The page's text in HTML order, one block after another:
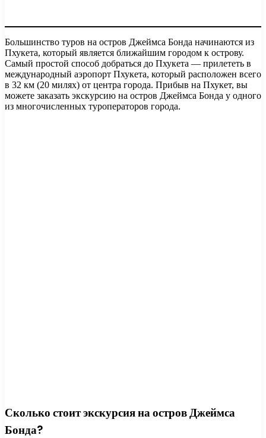
Большинство туров на остров Джеймса Бонда начинаются из
Пхукета, который является ближайшим городом к острову.
Самый простой способ добраться до Пхукета — прилететь в
международный аэропорт Пхукета, который расположен всего
в 32 км (20 милях) от центра города. Прибыв на Пхукет, вы
можете заказать экскурсию на остров Джеймса Бонда у одного
из многочисленных туроператоров города.
Сколько стоит экскурсия на остров Джеймса
Бонда?